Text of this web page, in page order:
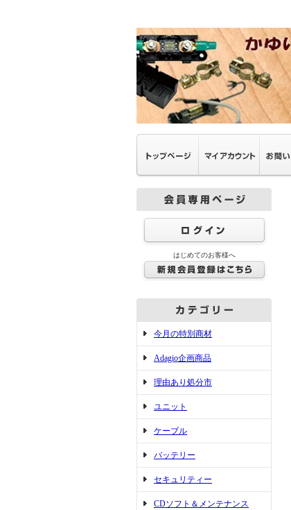
はじめてのお客様へ
今月の特別商材
Adagio企画商品
理由あり処分市
ユニット
ケーブル
バッテリー
セキュリティー
CDソフト＆メンテナンス